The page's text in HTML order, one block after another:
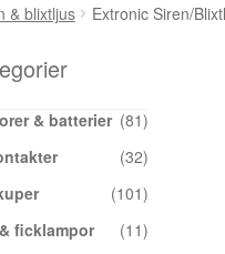
& blixtljus Extronic Siren/
& batterier (81)
(32)
(101)
ficklampor
(11)